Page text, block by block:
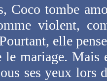
Coco tombe
violent,
elle
le mariage. Mais
ses yeux lors